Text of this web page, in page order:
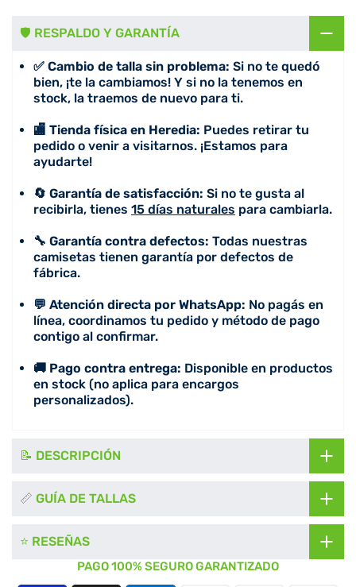
🛡️ RESPALDO Y GARANTÍA
✅ Cambio de talla sin problema: Si no te quedó
bien, ¡te la cambiamos! Y si no la tenemos en
stock, la traemos de nuevo para ti.
🏬 Tienda física en Heredia: Puedes retirar tu
pedido o venir a visitarnos. ¡Estamos para
ayudarte!
🔄 Garantía de satisfacción: Si no te gusta al
recibirla, tienes 15 días naturales para cambiarla.
🔧 Garantía contra defectos: Todas nuestras
camisetas tienen garantía por defectos de
fábrica.
💬 Atención directa por WhatsApp: No pagás en
línea, coordinamos tu pedido y método de pago
contigo al confirmar.
🚚 Pago contra entrega: Disponible en productos
en stock (no aplica para encargos
personalizados).
📝 DESCRIPCIÓN
📏 GUÍA DE TALLAS
⭐ RESEÑAS
PAGO 100% SEGURO GARANTIZADO